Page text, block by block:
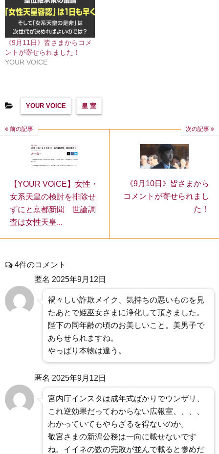
《9月11日》皆さまからコメ
ントが寄せられました！
YOUR VOICE
YOUR VOICE 皇 室
前の記事
【YOUR VOICE】女性・
女系天皇の検討を排除せ
ずにと京都新聞 世論調
査は女性天皇...
次の記事
《9月10日》皆さまから
コメントが寄せられまし
た！
4件のコメント
匿名 2025年9月12日
禍々しい詐欺メイク、気持ちの悪いものを見
たあとで姫巫女さまに浄化して頂きました。
陛下の同年齢の頃のお美しいこと。美男子で
あらせられますね。
やっぱり本物は違う。
匿名 2025年9月12日
宮内庁インスタは成年式ばかりでウンザリ、
これ逆効果だってわからない広報室、、、、
わかっていてもやらざるを得ないのか。
敬宮さまの新潟公務は一向に載せないです
ね。イイネの数の完敗が並んで載ると惨めだ